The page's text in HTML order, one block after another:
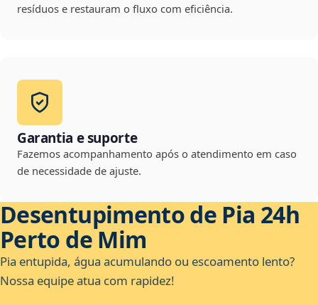
resíduos e restauram o fluxo com eficiência.
Garantia e suporte
Fazemos acompanhamento após o atendimento em caso
de necessidade de ajuste.
Desentupimento de Pia 24h
Perto de Mim
Pia entupida, água acumulando ou escoamento lento?
Nossa equipe atua com rapidez!